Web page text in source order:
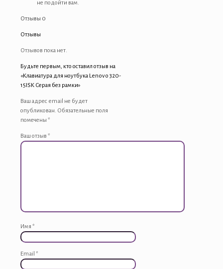
не подойти вам.
Отзывы 0
Отзывы
Отзывов пока нет.
Будьте первым, кто оставил отзыв на
«Клавиатура для ноутбука Lenovo 320-
15ISK Серая без рамки»
Ваш адрес email не будет
опубликован. Обязательные поля
помечены *
Ваш отзыв *
Имя *
Email *